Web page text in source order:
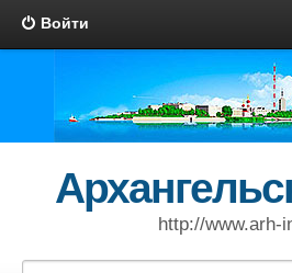
Войти
http://www.arh-